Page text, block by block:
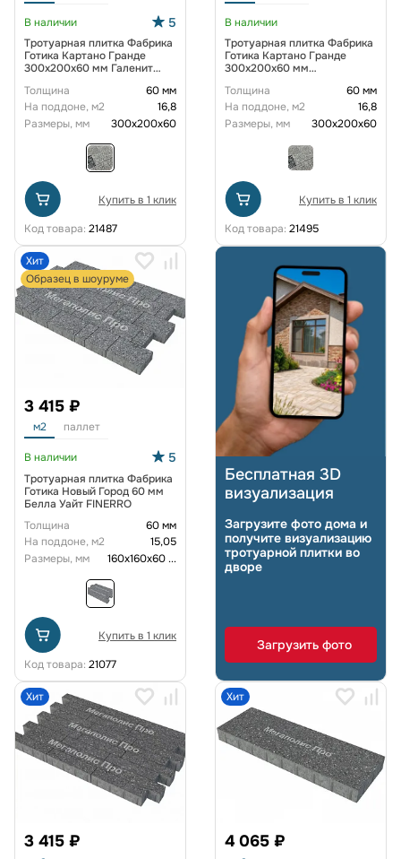
В наличии 5
Тротуарная плитка Фабрика
Готика Картано Гранде
300х200х60 мм Галенит
Толщина
60 мм
На поддоне, м2
16,8
Размеры, мм
300х200х60
Купить в 1 клик
Код товара: 21487
В наличии
Тротуарная плитка Фабрика
Готика Картано Гранде
300х200х60 мм
Толщина
60 мм
На поддоне, м2
16,8
Размеры, мм
300х200х60
Купить в 1 клик
Код товара: 21495
Хит
Образец в шоуруме
3 415 ₽
м2 паллет
В наличии 5
Тротуарная плитка Фабрика
Готика Новый Город 60 мм
Белла Уайт FINERRO
Толщина
60 мм
На поддоне, м2
15,05
Размеры, мм
160х160х60...
Купить в 1 клик
Код товара: 21077
Бесплатная 3D
визуализация
Загрузите фото дома и
получите визуализацию
тротуарной плитки во
дворе
Загрузить фото
Хит
3 415 ₽
Хит
4 065 ₽